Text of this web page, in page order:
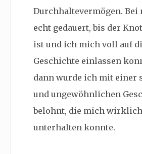
Durchhaltevermögen. Bei
echt gedauert, bis der
ist und ich mich voll auf
Geschichte einlassen
dann wurde ich mit einer
und ungewöhnlichen
belohnt, die mich
unterhalten konnte.